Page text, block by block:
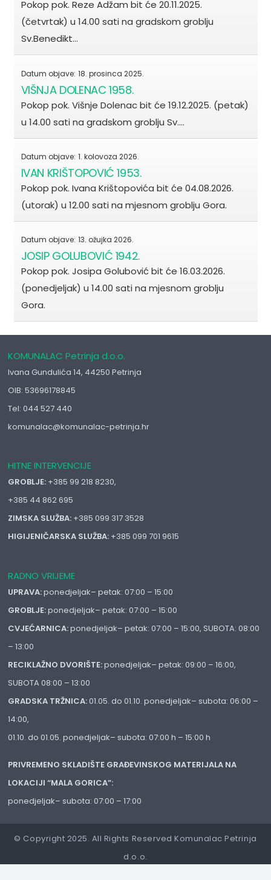
Pokop pok. Reze Adžam bit će 20.11.2025.
(četvrtak) u 14.00 sati na gradskom groblju
Sv.Benedikt…
Datum objave: 18. prosinca 2025.
VIŠNJA DOLENAC 1958.
Pokop pok. Višnje Dolenac bit će 19.12.2025. (petak)
u 14.00 sati na gradskom groblju Sv.…
Datum objave: 1. kolovoza 2026.
IVAN KRIŠTOPOVIĆ 1953.
Pokop pok. Ivana Krištopovića bit će 04.08.2026.
(utorak) u 12.00 sati na mjesnom groblju Gora.
Datum objave: 13. ožujka 2026.
JOSIP GOLUBOVIĆ 1942.
Pokop pok. Josipa Golubović bit će 16.03.2026.
(ponedjeljak) u 14.00 sati na mjesnom groblju
Gora.
KOMUNALAC Petrinja d.o.o.
Ivana Gundulića 14, 44250 Petrinja
OIB: 53696178845
Tel: 044 527 440
komunalac@komunalac-petrinja.hr
HITNE INTERVENCIJE
GROBLJE: +385 99 218 8230,
+385 44 862 695
ZIMSKA SLUŽBA: +385 099 317 3528
HIGIJENIČARSKA SLUŽBA: +385 099 701 9615
RADNO VRIJEME
UPRAVA:ponedjeljak– petak: 07:00 – 15:00
GROBLJE:ponedjeljak– petak: 07:00 – 15:00
CVJEĆARNICA:ponedjeljak– petak: 07:00 – 15:00, SUBOTA: 08:00
– 13:00
RECIKLAŽNO DVORIŠTE:ponedjeljak– petak: 09:00 – 16:00,
SUBOTA 08:00 – 13:00
GRADSKA TRŽNICA:01.05. do 01.10. ponedjeljak– subota: 06:00 –
14:00,
01.10. do 01.05. ponedjeljak– subota: 07:00 h – 15:00 h
PRIVREMENO SKLADIŠTE GRAĐEVINSKOG MATERIJALA NA
LOKACIJI “MALA GORICA”:
ponedjeljak– subota: 07:00 – 17:00
© Copyright 2025. All Rights Reserved Komunalac Petrinja
d.o.o.